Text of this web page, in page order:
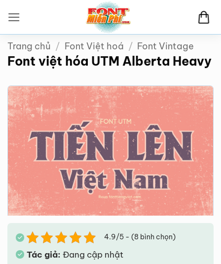
qua
nội
dung
Trang chủ / Font Việt hoá / Font Vintage
Font việt hóa UTM Alberta Heavy
4.9/5 - (8 bình chọn)
Tác giả: Đang cập nhật